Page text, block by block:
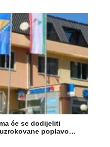
će se dodijeliti
poplavo…